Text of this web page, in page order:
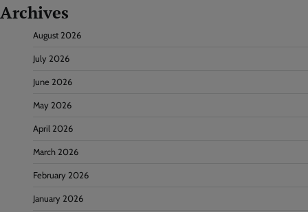
Archives
August 2026
July 2026
June 2026
May 2026
April 2026
March 2026
February 2026
January 2026